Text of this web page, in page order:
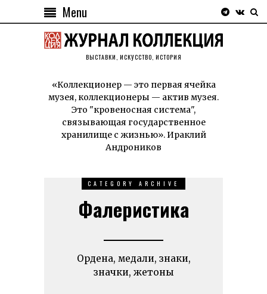
Menu
ВЫСТАВКИ, ИСКУССТВО, ИСТОРИЯ
«Коллекционер — это первая ячейка
музея, коллекционеры — актив музея.
Это "кровеносная система",
связывающая государственное
хранилище с жизнью». Ираклий
Андроников
CATEGORY ARCHIVE
Фалеристика
Ордена, медали, знаки,
значки, жетоны